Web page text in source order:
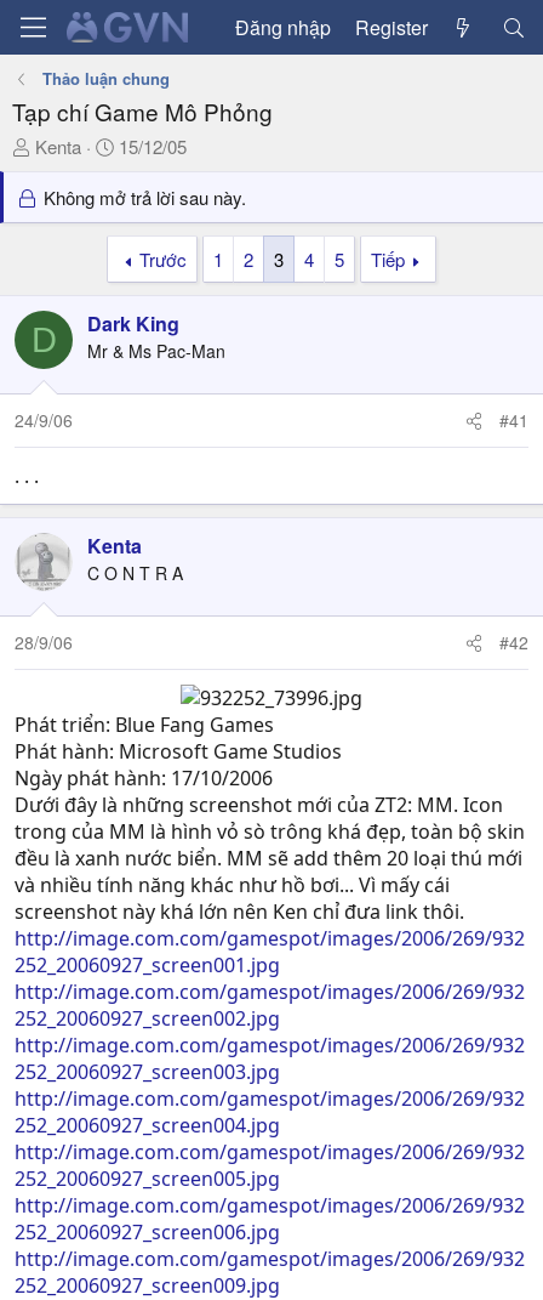
Đăng nhập Register
Thảo luận chung
Tạp chí Game Mô Phỏng
T
r
e
t
a
r
e
r
Kenta
N
à
y
ử
15/12/05
Không mở trả lời sau này.
Trước 1 2 3 4 5 Tiếp
D Dark King
Mr & Ms Pac-Man
24/9/06 #41
. . .
Kenta
C O N T R A
28/9/06 #42
Phát triển: Blue Fang Games
Phát hành: Microsoft Game Studios
Ngày phát hành: 17/10/2006
Dưới đây là những screenshot mới của ZT2: MM. Icon
trong của MM là hình vỏ sò trông khá đẹp, toàn bộ skin
đều là xanh nước biển. MM sẽ add thêm 20 loại thú mới
và nhiều tính năng khác như hồ bơi... Vì mấy cái
screenshot này khá lớn nên Ken chỉ đưa link thôi.
http://image.com.com/gamespot/images/2006/269/932
252_20060927_screen001.jpg
http://image.com.com/gamespot/images/2006/269/932
252_20060927_screen002.jpg
http://image.com.com/gamespot/images/2006/269/932
252_20060927_screen003.jpg
http://image.com.com/gamespot/images/2006/269/932
252_20060927_screen004.jpg
http://image.com.com/gamespot/images/2006/269/932
252_20060927_screen005.jpg
http://image.com.com/gamespot/images/2006/269/932
252_20060927_screen006.jpg
http://image.com.com/gamespot/images/2006/269/932
252_20060927_screen009.jpg